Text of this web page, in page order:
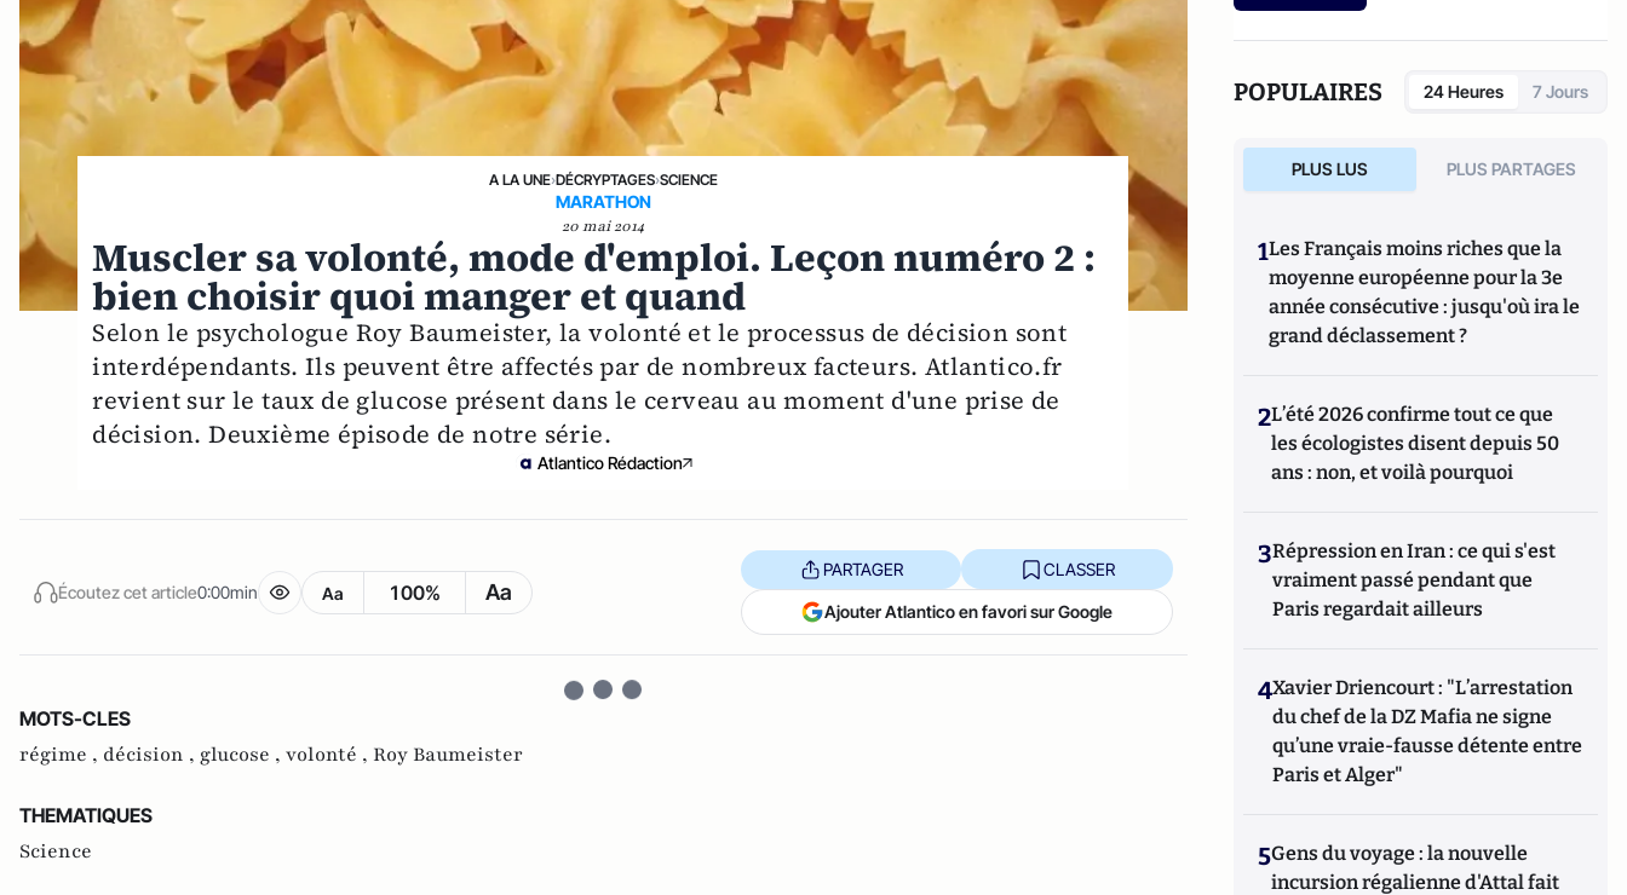
A LA UNE›DÉCRYPTAGES›SCIENCE
MARATHON
20 mai 2014
Muscler sa volonté, mode d'emploi. Leçon numéro 2 :
bien choisir quoi manger et quand
Selon le psychologue Roy Baumeister, la volonté et le processus de décision sont
interdépendants. Ils peuvent être affectés par de nombreux facteurs. Atlantico.fr
revient sur le taux de glucose présent dans le cerveau au moment d'une prise de
décision. Deuxième épisode de notre série.
Atlantico Rédaction
Écoutez cet article0:00min Aa 100% Aa
PARTAGER CLASSER
Ajouter Atlantico en favori sur Google
MOTS-CLES
régime , décision , glucose , volonté , Roy Baumeister
THEMATIQUES
Science
POPULAIRES 24 Heures 7 Jours
PLUS LUS PLUS PARTAGES
1Les Français moins riches que la
moyenne européenne pour la 3e
année consécutive : jusqu'où ira le
grand déclassement ?
2L’été 2026 confirme tout ce que
les écologistes disent depuis 50
ans : non, et voilà pourquoi
3Répression en Iran : ce qui s'est
vraiment passé pendant que
Paris regardait ailleurs
4Xavier Driencourt : "L’arrestation
du chef de la DZ Mafia ne signe
qu’une vraie-fausse détente entre
Paris et Alger"
5Gens du voyage : la nouvelle
incursion régalienne d'Attal fait